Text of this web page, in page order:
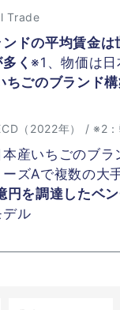
Trade
ンドの平均賃金は
く ※1、物価は
ちごのブランド
（2022年） / ※2
本産いちごのブ
ズAで複数の大
円を調達したベ
デル